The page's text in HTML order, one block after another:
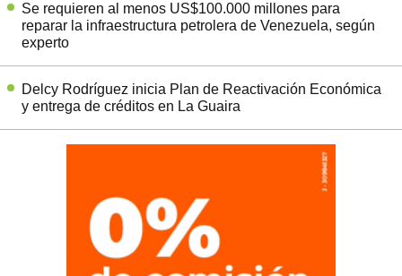
Se requieren al menos US$100.000 millones para
reparar la infraestructura petrolera de Venezuela, según
experto
Delcy Rodríguez inicia Plan de Reactivación Económica
y entrega de créditos en La Guaira